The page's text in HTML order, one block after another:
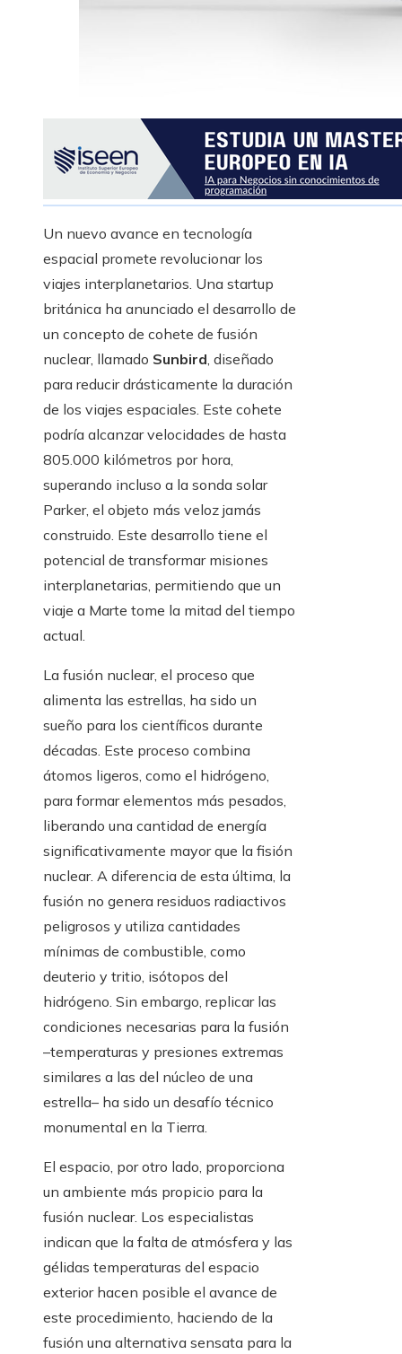
Un nuevo avance en tecnología
espacial promete revolucionar los
viajes interplanetarios. Una startup
británica ha anunciado el desarrollo de
un concepto de cohete de fusión
nuclear, llamado Sunbird, diseñado
para reducir drásticamente la duración
de los viajes espaciales. Este cohete
podría alcanzar velocidades de hasta
805.000 kilómetros por hora,
superando incluso a la sonda solar
Parker, el objeto más veloz jamás
construido. Este desarrollo tiene el
potencial de transformar misiones
interplanetarias, permitiendo que un
viaje a Marte tome la mitad del tiempo
actual.
La fusión nuclear, el proceso que
alimenta las estrellas, ha sido un
sueño para los científicos durante
décadas. Este proceso combina
átomos ligeros, como el hidrógeno,
para formar elementos más pesados,
liberando una cantidad de energía
significativamente mayor que la fisión
nuclear. A diferencia de esta última, la
fusión no genera residuos radiactivos
peligrosos y utiliza cantidades
mínimas de combustible, como
deuterio y tritio, isótopos del
hidrógeno. Sin embargo, replicar las
condiciones necesarias para la fusión
–temperaturas y presiones extremas
similares a las del núcleo de una
estrella– ha sido un desafío técnico
monumental en la Tierra.
El espacio, por otro lado, proporciona
un ambiente más propicio para la
fusión nuclear. Los especialistas
indican que la falta de atmósfera y las
gélidas temperaturas del espacio
exterior hacen posible el avance de
este procedimiento, haciendo de la
fusión una alternativa sensata para la